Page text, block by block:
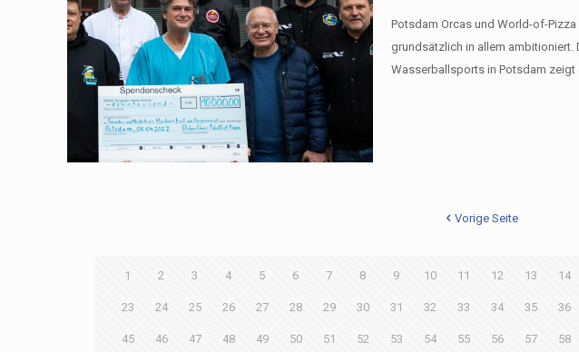
Potsdam Orcas und World-of-
grundsätzlich in allem
Wasserballsports in Potsdam zeigt
Vorige Seite
1 2 3 4 5 6 7 8 9 10 11 12 13 14
23 24 25 26 27 28 29 30 31 32 33 34 35 36
45 46 47 48 49 50 51 52 53 54 55 56 57 58